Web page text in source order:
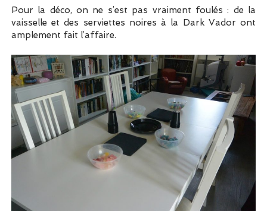
Pour la déco, on ne s’est pas vraiment foulés : de la
vaisselle et des serviettes noires à la Dark Vador ont
amplement fait l’affaire.